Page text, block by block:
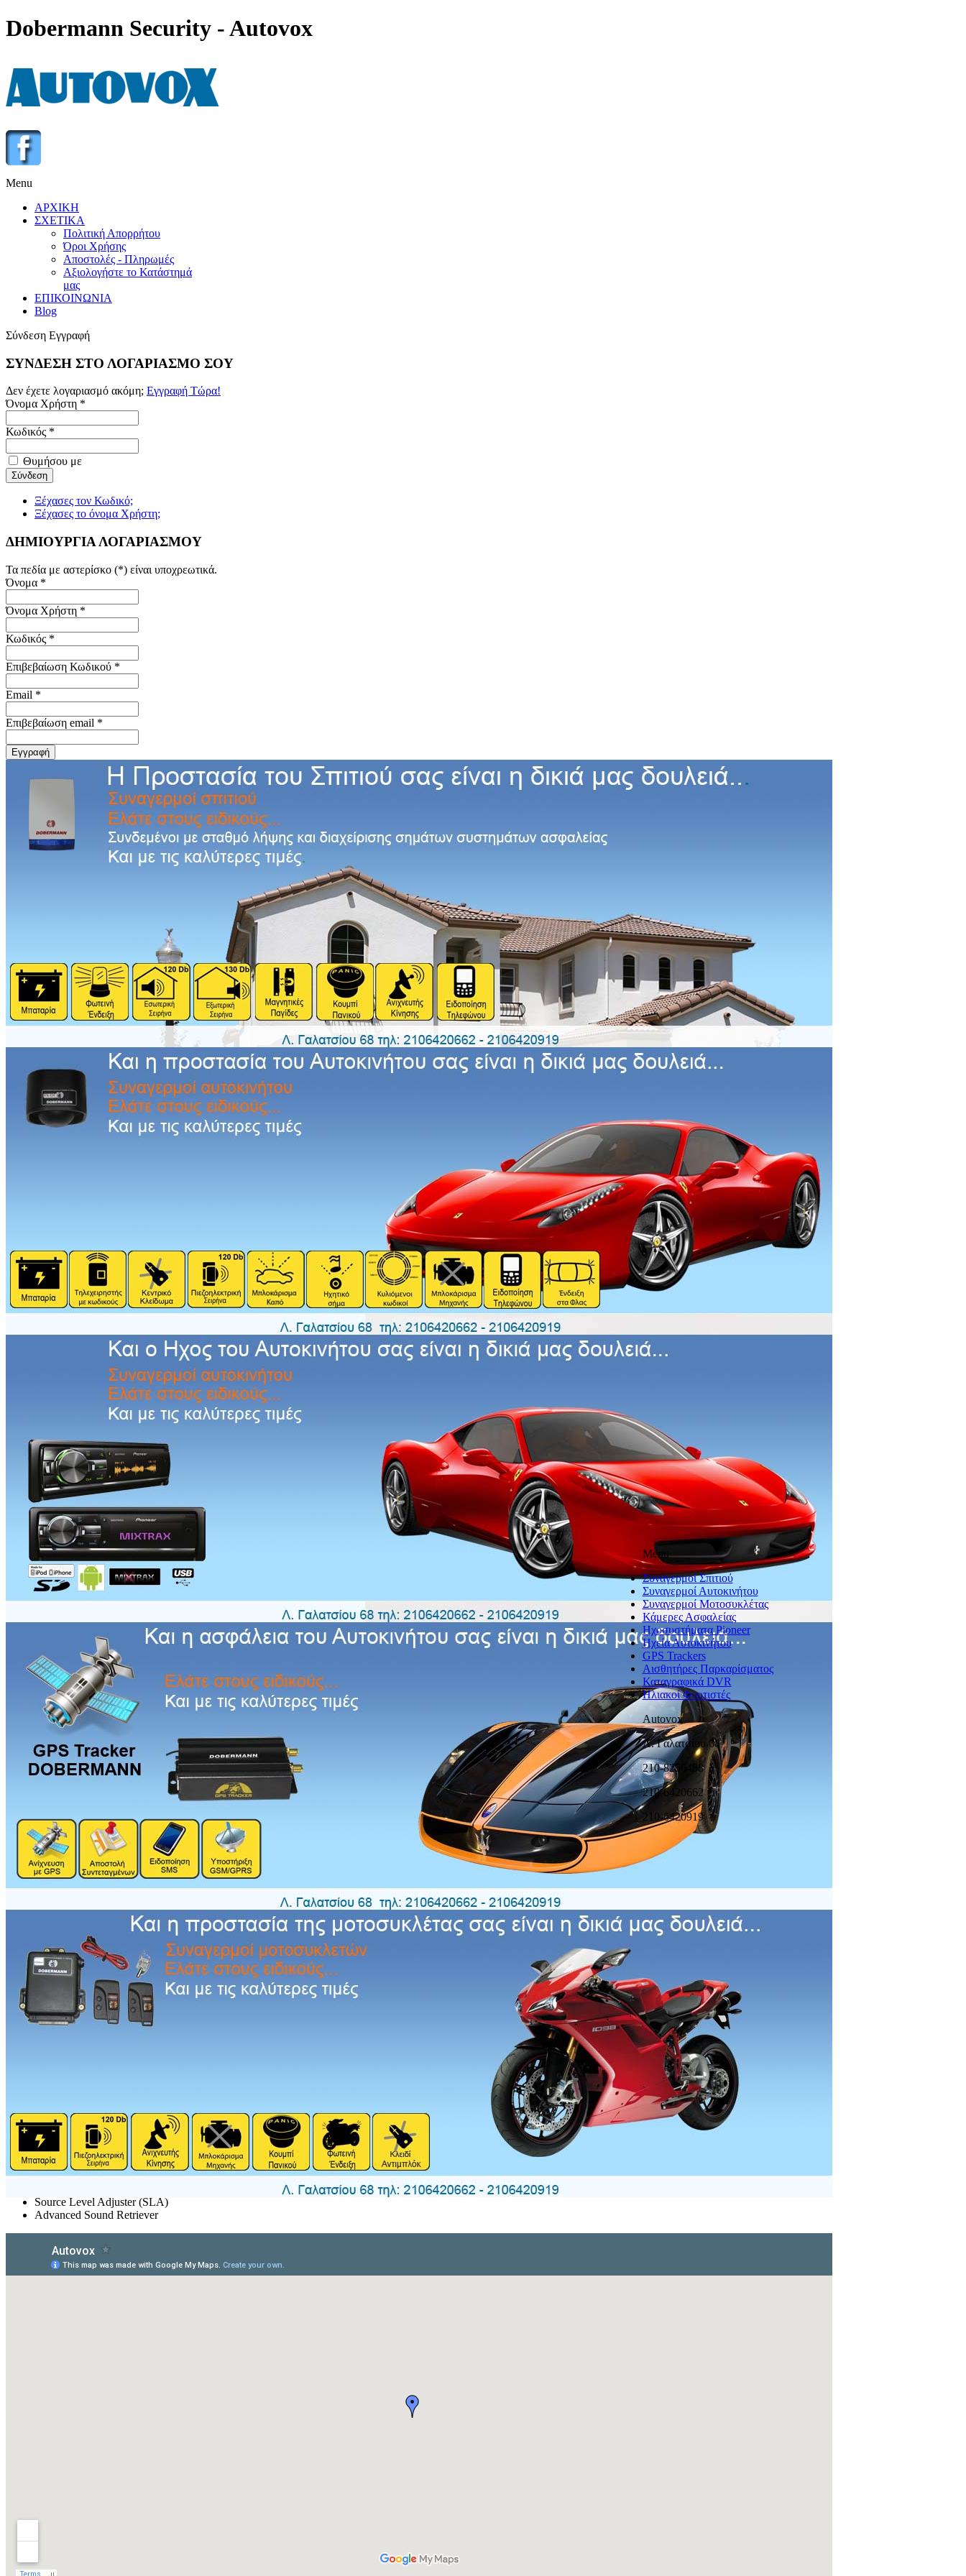
Dobermann Security - Autovox
Menu
ΑΡΧΙΚΗ
ΣΧΕΤΙΚΑ
Πολιτική Απορρήτου
Όροι Χρήσης
Αποστολές - Πληρωμές
Αξιολογήστε το Κατάστημά
μας
ΕΠΙΚΟΙΝΩΝΙΑ
Blog
Σύνδεση Εγγραφή
ΣΥΝΔΕΣΗ ΣΤΟ ΛΟΓΑΡΙΑΣΜΟ ΣΟΥ
Δεν έχετε λογαριασμό ακόμη; Εγγραφή Τώρα!
Όνομα Χρήστη *
Κωδικός *
Θυμήσου με
Ξέχασες τον Κωδικό;
Ξέχασες το όνομα Χρήστη;
ΔΗΜΙΟΥΡΓΙΑ ΛΟΓΑΡΙΑΣΜΟΥ
Τα πεδία με αστερίσκο (*) είναι υποχρεωτικά.
Όνομα *
Όνομα Χρήστη *
Κωδικός *
Επιβεβαίωση Κωδικού *
Email *
Επιβεβαίωση email *
Εγγραφή
Πίσω στο: Ηχοσυστήματα Pioneer
PIONEER DEH-1500UBG
Περιγραφή
MP3 Ραδιο-CD με USB & συμβατό με Android
Αναπαραγωγή CD/CD-R/CD-RW/MP3/WMA/WAV
Δέκτης AM/FM με RDS D4Q (24 μνήμες)
Πληροφορίες CD Text, MP3 Text & USB Text
1 Έξοδος προενίσχυσης RCA
Γραφικός Ισοσταθμιστής 5 Ζωνών
Φίλτρα διέλευσης Χαμηλών/Υψηλών (LPF/HPF)
Άμεση οδήγηση subwoofer
Source Level Adjuster (SLA)
Advanced Sound Retriever
Κατηγοριες
Συναγερμοί Σπιτιού
Συναγερμοί Αυτοκινήτου
Συναγερμοί Μοτοσυκλέτας
Κάμερες Ασφαλείας
Ηχοσυστήματα Pioneer
Ηχεία Αυτοκινήτου
GPS Trackers
Αισθητήρες Παρκαρίσματος
Καταγραφικά DVR
Ηλιακοί Φορτιστές
ΚΑΛΑΘΙ ΑΓΟΡΩΝ
Το καλάθι σας είναι άδειο.
Προστέθηκε τελευταία
PIONEER DEH-1500UBB
79,00 €
Menu
Συναγερμοί Σπιτιού
Συναγερμοί Αυτοκινήτου
Συναγερμοί Μοτοσυκλέτας
Κάμερες Ασφαλείας
Ηχοσυστήματα Pioneer
Ηχεία Αυτοκινήτου
GPS Trackers
Αισθητήρες Παρκαρίσματος
Καταγραφικά DVR
Ηλιακοί Φορτιστές
Autovox
Λ. Γαλατσίου 68
210-8256488
210-6420662
210-6420919